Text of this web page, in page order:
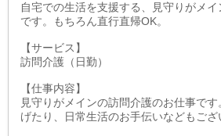
自宅での生活を支援する、見守りがメ
です。もちろん直行直帰OK。
【サービス】
訪問介護（日勤）
【仕事内容】
見守りがメインの訪問介護のお仕事で
げたり、日常生活のお手伝いなどもござ